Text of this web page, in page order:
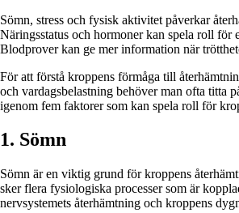
Sömn, stress och fysisk aktivitet påverkar
Näringsstatus och hormoner kan spela roll för
Blodprover kan ge mer information när
För att förstå kroppens förmåga till
och vardagsbelastning behöver man ofta titta
igenom fem faktorer som kan spela roll för
1. Sömn
Sömn är en viktig grund för kroppens
sker flera fysiologiska processer som är
nervsystemets återhämtning och kroppens